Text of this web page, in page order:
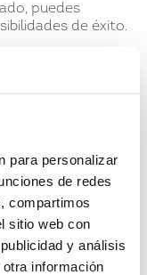
para personalizar
de redes
compartimos
sitio web con
y análisis
información
puedes
de éxito.
las pruebas
en equipo
. Practica
o
de
presión: El
que
cómo manejar
bajo